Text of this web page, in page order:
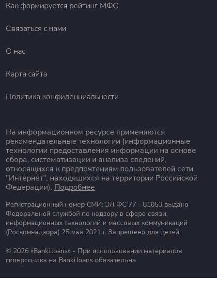
Как формируется рейтинг МФО
Связаться с нами
О нас
Карта сайта
Политика конфиденциальности
На информационном ресурсе применяются
рекомендательные технологии (информационные
технологии предоставления информации на основе
сбора, систематизации и анализа сведений,
относящихся к предпочтениям пользователей сети
"Интернет", находящихся на территории Российской
Федерации). Подробнее
Регистрационный номер СМИ: ЭЛ ФС 77 - 81053 выдано
Федеральной службой по надзору в сфере связи,
информационных технологий и массовых коммуникаций
(Роскомнадзора) 25 мая 2021 г. Запрещено для детей.
© 2026 «Banki.loans» - При использовании материалов
гиперссылка на Banki.loans обязательна